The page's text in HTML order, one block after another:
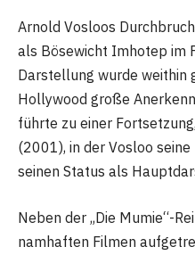
Arnold Vosloos
als Bösewicht Imhotep im
Darstellung wurde weithin
Hollywood große
führte zu einer
(2001), in der Vosloo
seinen Status als
Neben der „Die Mumie“-
namhaften Filmen